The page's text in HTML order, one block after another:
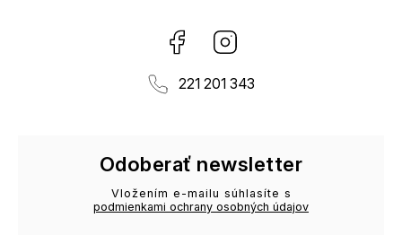
Facebook
221 201 343
Odoberať newsletter
Vložením e-mailu súhlasíte s
podmienkami ochrany osobných údajov